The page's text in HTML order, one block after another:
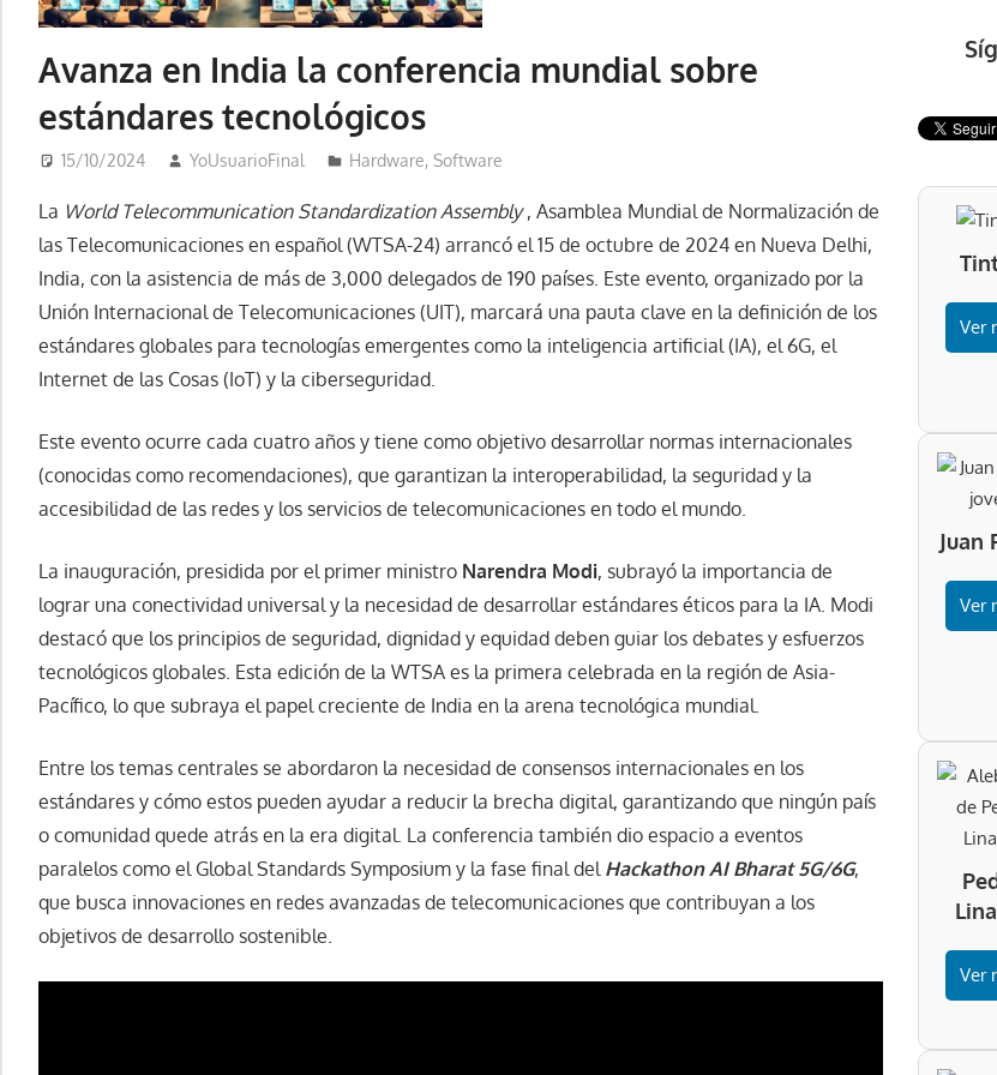
Avanza en India la conferencia mundial sobre
estándares tecnológicos
15/10/2024 YoUsuarioFinal Hardware, Software
La World Telecommunication Standardization Assembly, Asamblea Mundial de Normalización de
las Telecomunicaciones en español (WTSA-24) arrancó el 15 de octubre de 2024 en Nueva Delhi,
India, con la asistencia de más de 3,000 delegados de 190 países. Este evento, organizado por la
Unión Internacional de Telecomunicaciones (UIT), marcará una pauta clave en la definición de los
estándares globales para tecnologías emergentes como la inteligencia artificial (IA), el 6G, el
Internet de las Cosas (IoT) y la ciberseguridad.
Este evento ocurre cada cuatro años y tiene como objetivo desarrollar normas internacionales
(conocidas como recomendaciones), que garantizan la interoperabilidad, la seguridad y la
accesibilidad de las redes y los servicios de telecomunicaciones en todo el mundo.
La inauguración, presidida por el primer ministro Narendra Modi, subrayó la importancia de
lograr una conectividad universal y la necesidad de desarrollar estándares éticos para la IA. Modi
destacó que los principios de seguridad, dignidad y equidad deben guiar los debates y esfuerzos
tecnológicos globales. Esta edición de la WTSA es la primera celebrada en la región de Asia-
Pacífico, lo que subraya el papel creciente de India en la arena tecnológica mundial.
Entre los temas centrales se abordaron la necesidad de consensos internacionales en los
estándares y cómo estos pueden ayudar a reducir la brecha digital, garantizando que ningún país
o comunidad quede atrás en la era digital. La conferencia también dio espacio a eventos
paralelos como el Global Standards Symposium y la fase final del Hackathon AI Bharat 5G/6G,
que busca innovaciones en redes avanzadas de telecomunicaciones que contribuyan a los
objetivos de desarrollo sostenible​.
Ver
Juan
Ver
Ver